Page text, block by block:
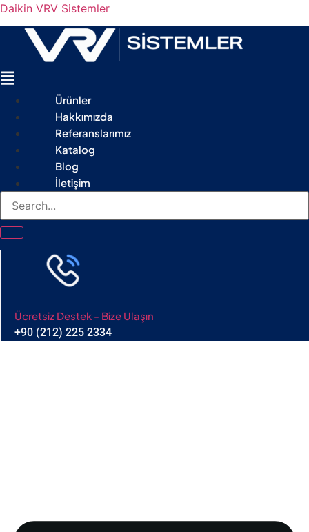
Daikin VRV Sistemler
Menu
Ürünler
Hakkımızda
Referanslarımız
Katalog
Blog
İletişim
Ücretsiz Destek - Bize Ulaşın
+90 (212) 225 2334